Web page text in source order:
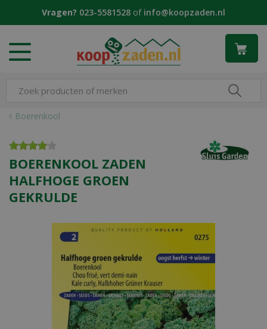
Boerenkool
Vragen? 023-5581528 of info@koopzaden.nl
BOERENKOOL ZADEN
HALFHOGE GROEN
GEKRULDE